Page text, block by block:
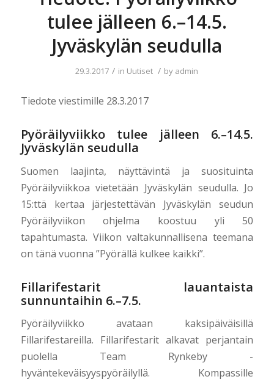
tulee jälleen 6.–14.5.
Jyväskylän seudulla
29.3.2017 / in Uutiset / by admin
Tiedote viestimille 28.3.2017
Pyöräilyviikko tulee jälleen 6.–14.5.
Jyväskylän seudulla
Suomen laajinta, näyttävintä ja suosituinta
Pyöräilyviikkoa vietetään Jyväskylän seudulla. Jo
15:ttä kertaa järjestettävän Jyväskylän seudun
Pyöräilyviikon ohjelma koostuu yli 50
tapahtumasta. Viikon valtakunnallisena teemana
on tänä vuonna ”Pyörällä kulkee kaikki”.
Fillarifestarit lauantaista
sunnuntaihin 6.–7.5.
Pyöräilyviikko avataan kaksipäiväisillä
Fillarifestareilla. Fillarifestarit alkavat perjantain
puolella Team Rynkeby -
hyväntekeväisyyspyöräilyllä. Kompassille